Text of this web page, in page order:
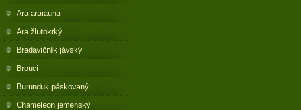
Ara ararauna
Ara žlutokrký
Bradavičník jávský
Brouci
Burunduk páskovaný
Chameleon jemenský